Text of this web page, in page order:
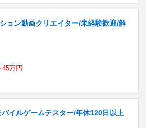
ョン動画クリエイター/未経験歓迎/解
45万円
バイルゲームテスター/年休120日以上